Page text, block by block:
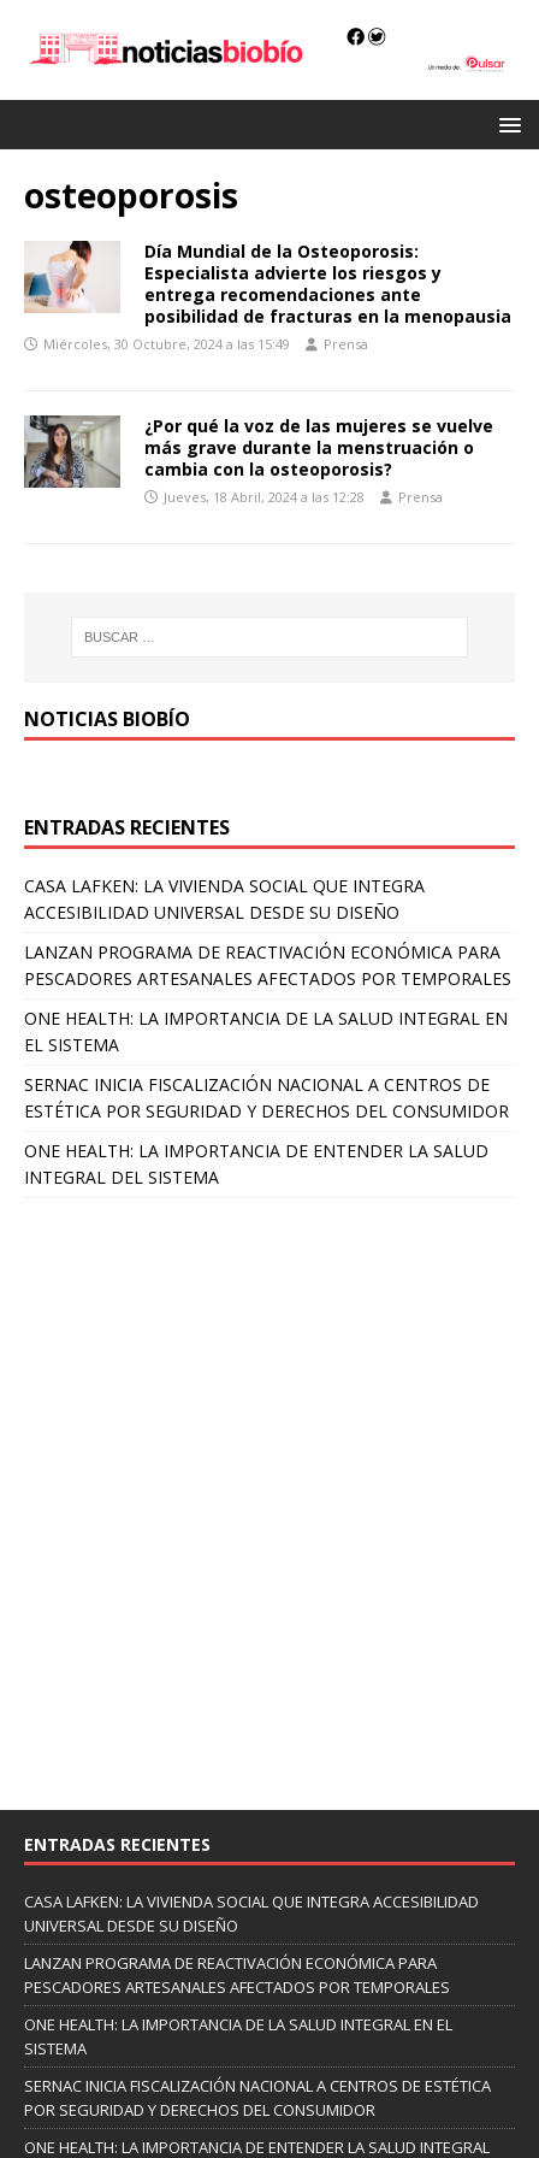
osteoporosis
Día Mundial de la Osteoporosis:
Especialista advierte los riesgos y
entrega recomendaciones ante
posibilidad de fracturas en la menopausia
Miércoles, 30 Octubre, 2024 a las 15:49 Prensa
¿Por qué la voz de las mujeres se vuelve
más grave durante la menstruación o
cambia con la osteoporosis?
Jueves, 18 Abril, 2024 a las 12:28 Prensa
NOTICIAS BIOBÍO
ENTRADAS RECIENTES
CASA LAFKEN: LA VIVIENDA SOCIAL QUE INTEGRA
ACCESIBILIDAD UNIVERSAL DESDE SU DISEÑO
LANZAN PROGRAMA DE REACTIVACIÓN ECONÓMICA PARA
PESCADORES ARTESANALES AFECTADOS POR TEMPORALES
ONE HEALTH: LA IMPORTANCIA DE LA SALUD INTEGRAL EN
EL SISTEMA
SERNAC INICIA FISCALIZACIÓN NACIONAL A CENTROS DE
ESTÉTICA POR SEGURIDAD Y DERECHOS DEL CONSUMIDOR
ONE HEALTH: LA IMPORTANCIA DE ENTENDER LA SALUD
INTEGRAL DEL SISTEMA
ENTRADAS RECIENTES
CASA LAFKEN: LA VIVIENDA SOCIAL QUE INTEGRA ACCESIBILIDAD
UNIVERSAL DESDE SU DISEÑO
LANZAN PROGRAMA DE REACTIVACIÓN ECONÓMICA PARA
PESCADORES ARTESANALES AFECTADOS POR TEMPORALES
ONE HEALTH: LA IMPORTANCIA DE LA SALUD INTEGRAL EN EL
SISTEMA
SERNAC INICIA FISCALIZACIÓN NACIONAL A CENTROS DE ESTÉTICA
POR SEGURIDAD Y DERECHOS DEL CONSUMIDOR
ONE HEALTH: LA IMPORTANCIA DE ENTENDER LA SALUD INTEGRAL